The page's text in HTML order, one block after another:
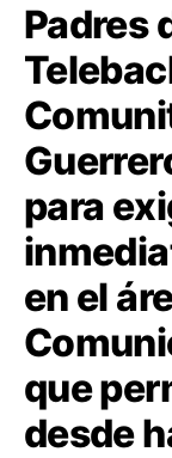
Padres
para
en el
que
desde